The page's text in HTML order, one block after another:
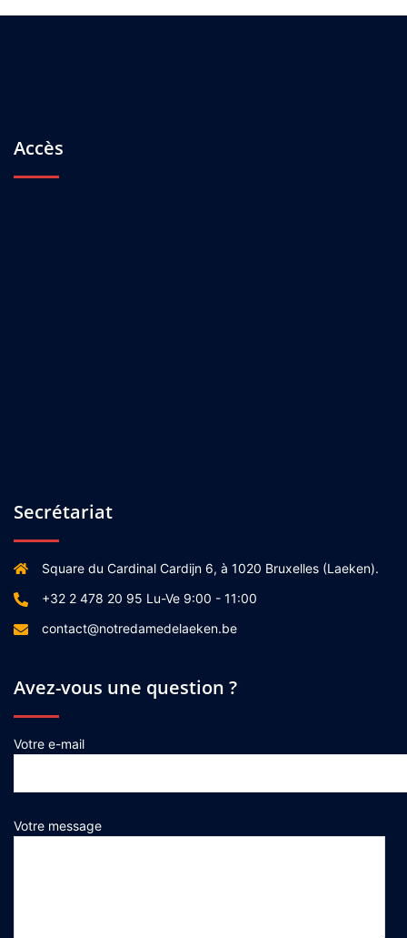
Accès
Secrétariat
Square du Cardinal Cardijn 6, à 1020 Bruxelles (Laeken).
+32 2 478 20 95 Lu-Ve 9:00 - 11:00
contact@notredamedelaeken.be
Avez-vous une question ?
Votre e-mail
Votre message